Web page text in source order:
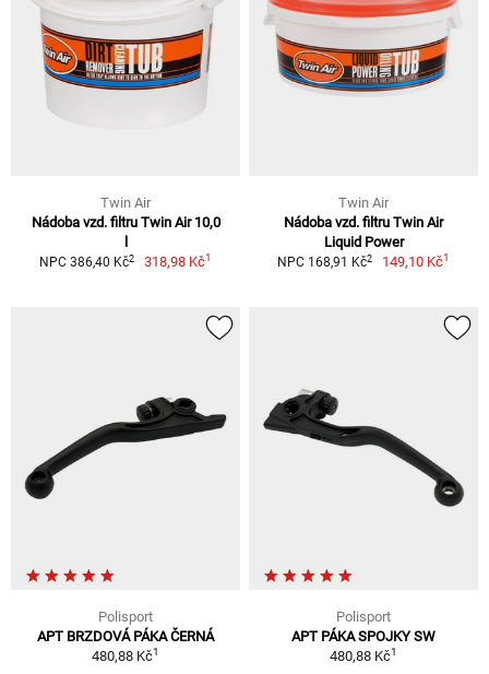
Twin Air
Nádoba vzd. filtru Twin Air 10,0
NPC 386,40 Kč2 318,98 Kč1
Twin Air
Nádoba vzd. filtru Twin Air
Liquid Power
NPC 168,91 Kč2 149,10 Kč1
Polisport
APT BRZDOVÁ PÁKA ČERNÁ
480,88 Kč1
Polisport
APT PÁKA SPOJKY SW
480,88 Kč1